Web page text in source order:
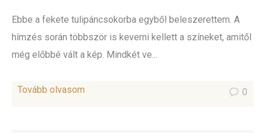
Ebbe a fekete tulipáncsokorba egyből beleszerettem. A
hímzés során többször is keverni kellett a színeket, amitől
még előbbé vált a kép. Mindkét ve...
Tovább olvasom 0